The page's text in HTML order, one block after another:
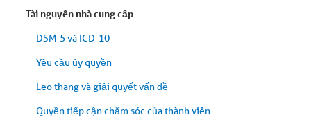
Tài nguyên nhà cung cấp
DSM-5 và ICD-10
Yêu cầu ủy quyền
Leo thang và giải quyết vấn đề
Quyền tiếp cận chăm sóc của thành viên